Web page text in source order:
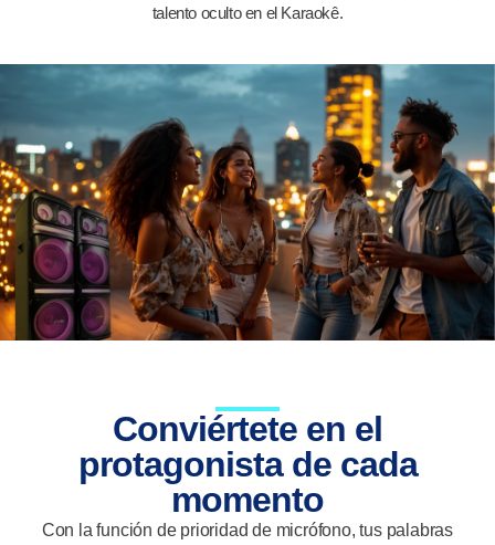
talento oculto en el Karaokê.
Conviértete en el
protagonista de cada
momento
Con la función de prioridad de micrófono, tus palabras